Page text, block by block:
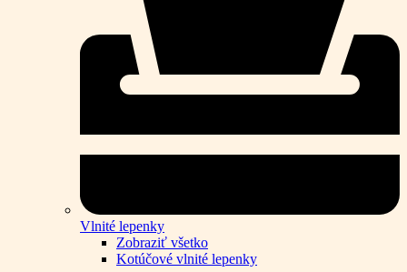
Vlnité lepenky
Zobraziť všetko
Kotúčové vlnité lepenky